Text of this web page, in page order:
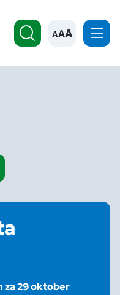
A
za 29 oktober